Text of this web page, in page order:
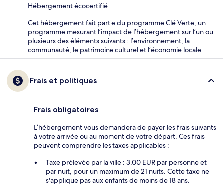
Hébergement écocertifié
Cet hébergement fait partie du programme Clé Verte, un
programme mesurant l’impact de l’hébergement sur l’un ou
plusieurs des éléments suivants : l’environnement, la
communauté, le patrimoine culturel et l’économie locale.
Frais et politiques
Frais obligatoires
L’hébergement vous demandera de payer les frais suivants
à votre arrivée ou au moment de votre départ. Ces frais
peuvent comprendre les taxes applicables :
Taxe prélevée par la ville : 3.00 EUR par personne et
par nuit, pour un maximum de 21 nuits. Cette taxe ne
s'applique pas aux enfants de moins de 18 ans.